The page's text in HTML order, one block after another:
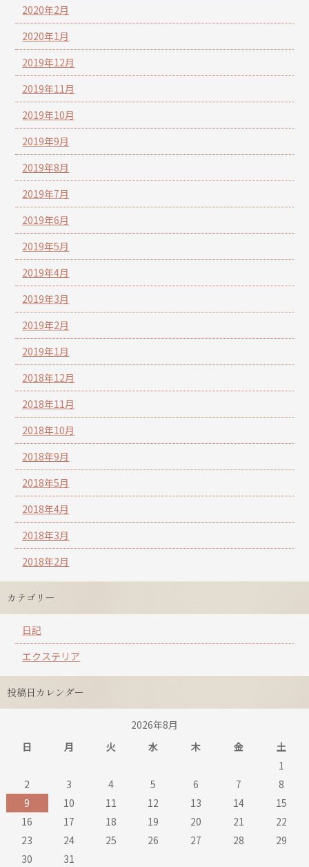
2020年2月
2020年1月
2019年12月
2019年11月
2019年10月
2019年9月
2019年8月
2019年7月
2019年6月
2019年5月
2019年4月
2019年3月
2019年2月
2019年1月
2018年12月
2018年11月
2018年10月
2018年9月
2018年5月
2018年4月
2018年3月
2018年2月
カテゴリー
日記
エクステリア
投稿日カレンダー
2026年8月
日
月 火 水 木 金
土
1
2
3 4 5 6 7
8
9
10 11 12 13 14
15
16
17 18 19 20 21
22
23
24 25 26 27 28
29
30
31